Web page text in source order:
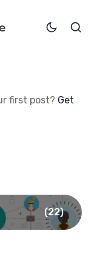
first post? Get
(22)